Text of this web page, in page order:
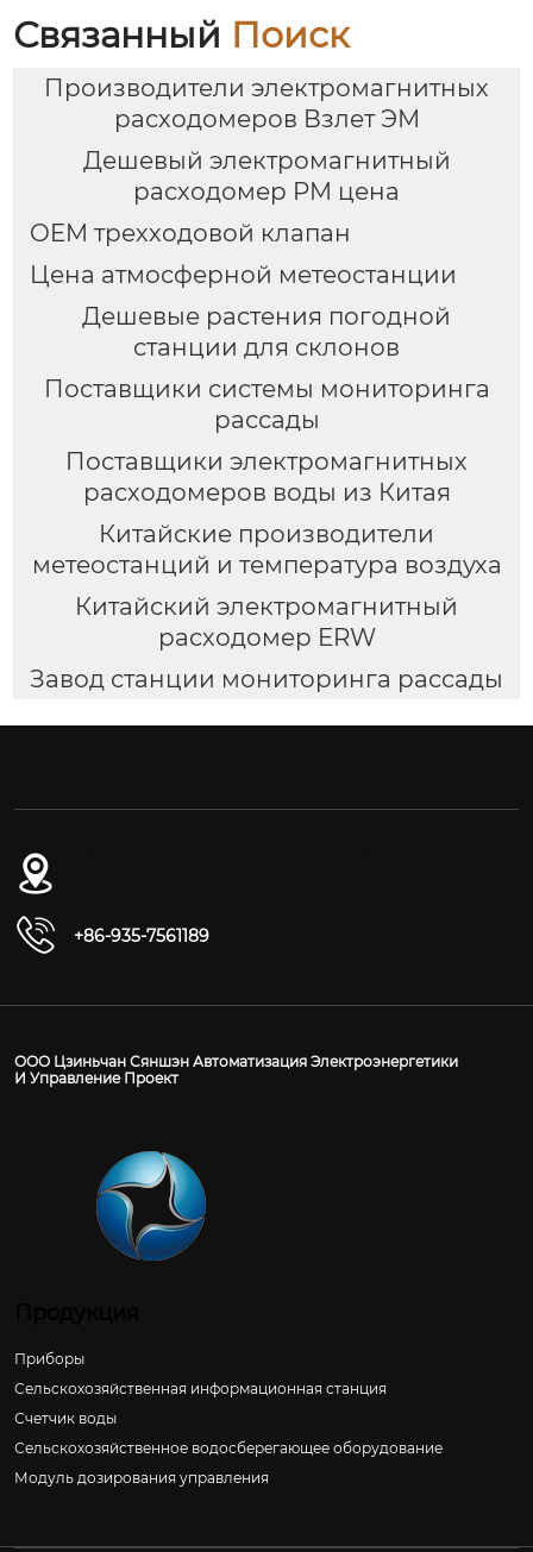
Связанный Поиск
Производители электромагнитных
расходомеров Взлет ЭМ
Дешевый электромагнитный
расходомер PM цена
OEM трехходовой клапан
Цена атмосферной метеостанции
Дешевые растения погодной
станции для склонов
Поставщики системы мониторинга
рассады
Поставщики электромагнитных
расходомеров воды из Китая
Китайские производители
метеостанций и температура воздуха
Китайский электромагнитный
расходомер ERW
Завод станции мониторинга рассады
+86-935-7561189
ООО Цзиньчан Сяншэн Автоматизация Электроэнергетики
И Управление Проект
Приборы
Сельскохозяйственная информационная станция
Счетчик воды
Сельскохозяйственное водосберегающее оборудование
Модуль дозирования управления